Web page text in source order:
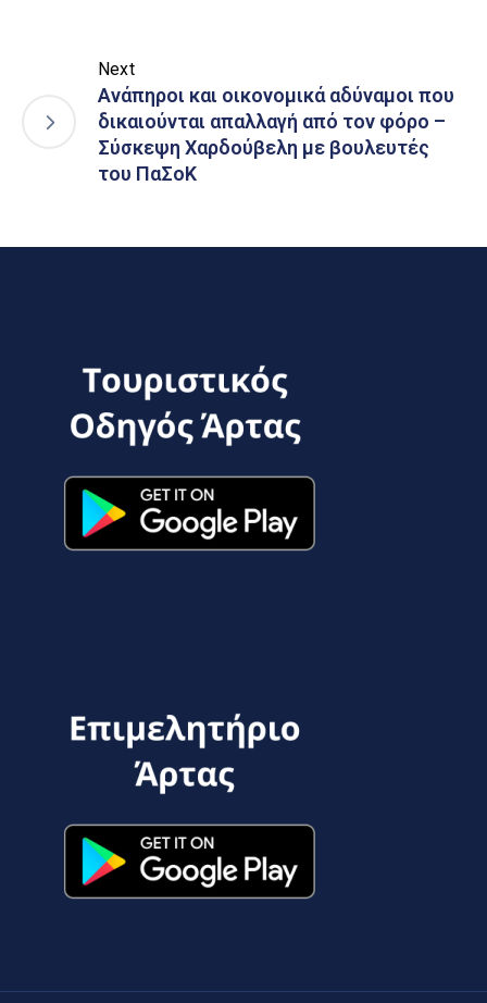
Next
Ανάπηροι και οικονομικά αδύναμοι που
δικαιούνται απαλλαγή από τον φόρο –
Σύσκεψη Χαρδούβελη με βουλευτές
του ΠαΣοΚ